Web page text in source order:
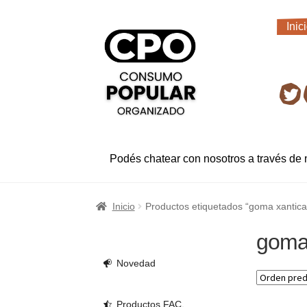
navegación
al
contenido
Podés chatear con nosotros a través de
Inicio Productos etiquetados “goma
Novedad
Productos FAC.